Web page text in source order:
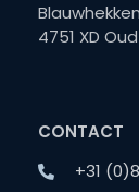
4751 XD
CONTACT
+31